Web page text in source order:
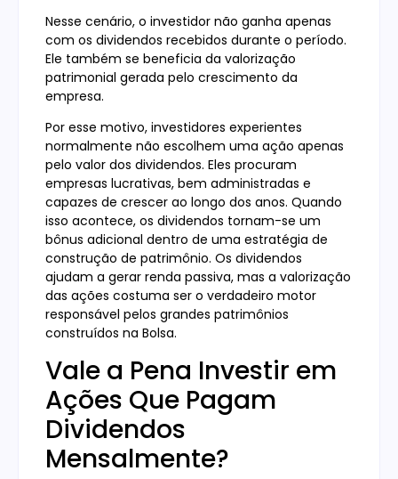
Nesse cenário, o investidor não ganha apenas
com os dividendos recebidos durante o período.
Ele também se beneficia da valorização
patrimonial gerada pelo crescimento da
empresa.
Por esse motivo, investidores experientes
normalmente não escolhem uma ação apenas
pelo valor dos dividendos. Eles procuram
empresas lucrativas, bem administradas e
capazes de crescer ao longo dos anos. Quando
isso acontece, os dividendos tornam-se um
bônus adicional dentro de uma estratégia de
construção de patrimônio. Os dividendos
ajudam a gerar renda passiva, mas a valorização
das ações costuma ser o verdadeiro motor
responsável pelos grandes patrimônios
construídos na Bolsa.
Vale a Pena Investir em
Ações Que Pagam
Dividendos
Mensalmente?